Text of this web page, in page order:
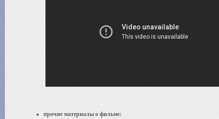
прочие материалы о фильме: